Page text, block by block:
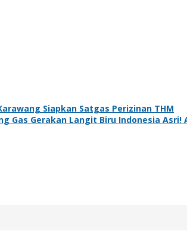
Siapkan Satgas Perizinan THM
Gas Gerakan Langit Biru Indonesia Asri!